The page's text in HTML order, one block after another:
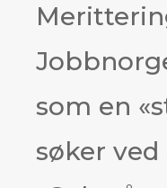
som en
søker